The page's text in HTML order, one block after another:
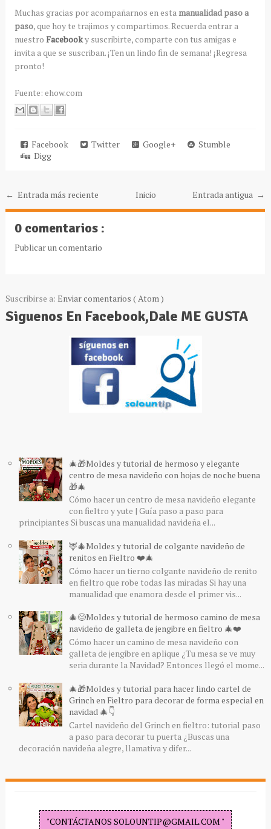
Muchas gracias por acompañarnos en esta manualidad paso a
paso, que hoy te trajimos y compartimos. Recuerda entrar a
nuestro Facebooky suscribirte, comparte con tus amigas e
invita a que se suscriban. ¡Ten un lindo fin de semana! ¡Regresa
pronto!
Fuente: ehow.com
Facebook Twitter Google+
Stumble
Digg
← Entrada más reciente Entrada antigua →
Inicio
0 comentarios :
Publicar un comentario
Suscribirse a: Enviar comentarios ( Atom )
Siguenos En Facebook,Dale ME GUSTA
🎄🎁Moldes y tutorial de hermoso y elegante
centro de mesa navideño con hojas de noche buena
🎁🎄
Cómo hacer un centro de mesa navideño elegante
con fieltro y yute | Guía paso a paso para
principiantes Si buscas una manualidad navideña el...
🦌🎄Moldes y tutorial de colgante navideño de
renitos en Fieltro ❤️🎄
Cómo hacer un tierno colgante navideño de renito
en fieltro que robe todas las miradas Si hay una
manualidad que enamora desde el primer vis...
🎄😊Moldes y tutorial de hermoso camino de mesa
navideño de galleta de jengibre en fieltro 🎄❤️
Cómo hacer un camino de mesa navideño con
galleta de jengibre en aplique ¿Tu mesa se ve muy
seria durante la Navidad? Entonces llegó el mome...
🎄🎁Moldes y tutorial para hacer lindo cartel de
Grinch en Fieltro para decorar de forma especial en
navidad 🎄👇
Cartel navideño del Grinch en fieltro: tutorial paso
a paso para decorar tu puerta ¿Buscas una
decoración navideña alegre, llamativa y difer...
"CONTÁCTANOS SOLOUNTIP@GMAIL.COM "